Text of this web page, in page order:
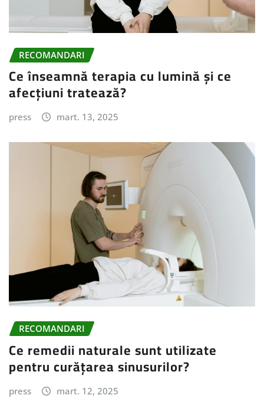
RECOMANDARI
Ce înseamnă terapia cu lumină și ce
afecțiuni tratează?
press mart. 13, 2025
RECOMANDARI
Ce remedii naturale sunt utilizate
pentru curățarea sinusurilor?
press mart. 12, 2025